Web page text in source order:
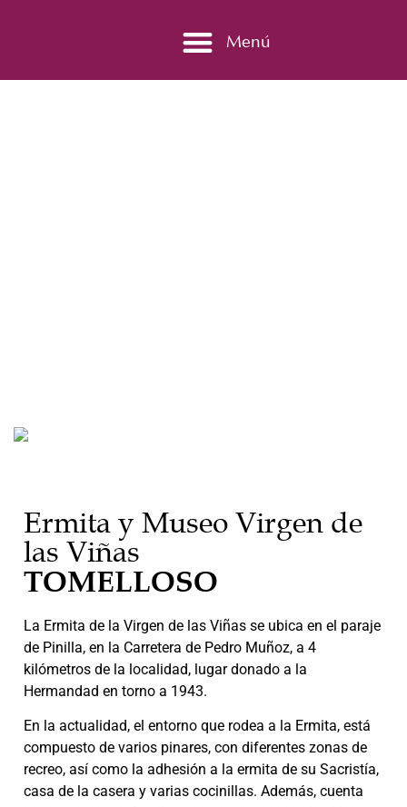
Menú
Ermita y Museo Virgen de
las Viñas
TOMELLOSO
La Ermita de la Virgen de las Viñas se ubica en el paraje
de Pinilla, en la Carretera de Pedro Muñoz, a 4
kilómetros de la localidad, lugar donado a la
Hermandad en torno a 1943.
En la actualidad, el entorno que rodea a la Ermita, está
compuesto de varios pinares, con diferentes zonas de
recreo, así como la adhesión a la ermita de su Sacristía,
casa de la casera y varias cocinillas. Además, cuenta